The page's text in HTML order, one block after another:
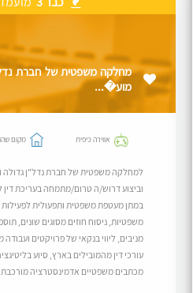
מחלקה משפטית של חברת
מוע�...
אווירה כיפית מקום
למחלקה משפטית של חברת נדל"ן גדולה
וביצוע דרוש/ה טרום/מתמחה בעריכת
במתן מעטפת משפטית ותפעולית
משפטיות, ניסוח חוזים מסוגים שונים,
מניבים, ליווי בנקאי של פרויקטים
עורכי דין מהמובילים בארץ, סיוע
מכתבים משפטיים אדמינסטרציה מורכבת